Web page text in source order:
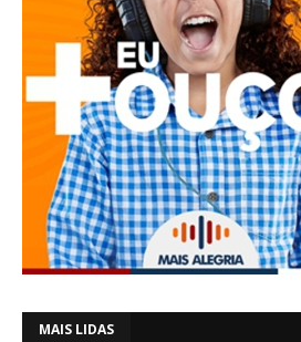
MAIS LIDAS